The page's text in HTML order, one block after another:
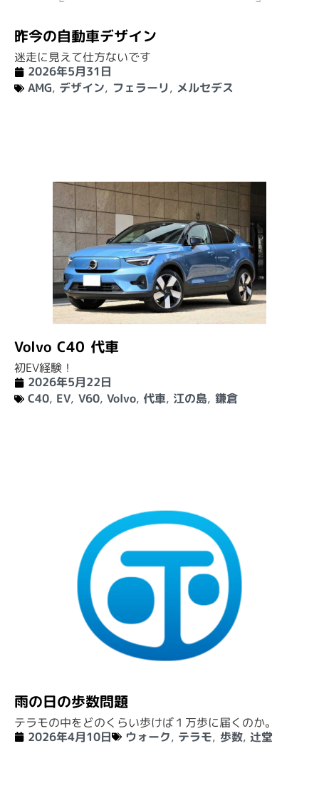
昨今の自動車デザイン
迷走に見えて仕方ないです
2026年5月31日
AMG, デザイン, フェラーリ, メルセデス
Volvo C40 代車
初EV経験！
2026年5月22日
C40, EV, V60, Volvo, 代車, 江の島, 鎌倉
雨の日の歩数問題
テラモの中をどのくらい歩けば１万歩に届くのか。
2026年4月10日
ウォーク, テラモ, 歩数, 辻堂